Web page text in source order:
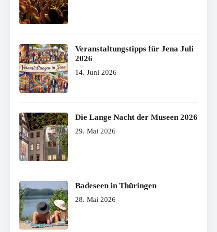
Veranstaltungstipps für Jena Juli
2026
14. Juni 2026
Die Lange Nacht der Museen 2026
29. Mai 2026
Badeseen in Thüringen
28. Mai 2026